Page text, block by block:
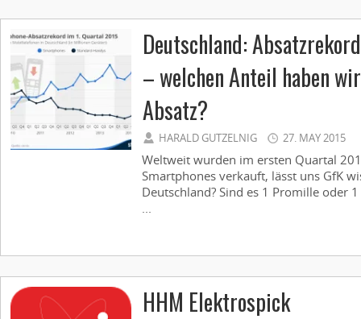
Deutschland:
– welchen Anteil haben
Absatz?
HARALD GUTZELNIG 27. MAY 2015
Weltweit wurden im ersten Quartal
Smartphones verkauft, lässt uns GfK
Deutschland? Sind es 1 Promille oder
...
HHM Elektrospick